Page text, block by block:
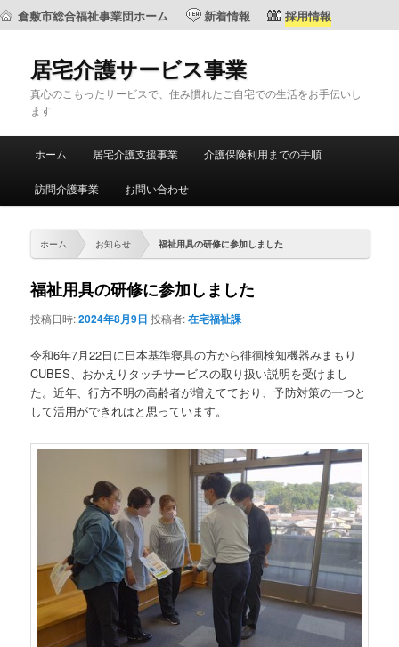
倉敷市総合福祉事業団ホーム 新着情報 採用情報
居宅介護サービス事業
真心のこもったサービスで、住み慣れたご自宅での生活をお手伝いし
ます
メ
メ
イ
テ
ン
ツ
サ
ブ
ン
ツ
へ
ホーム 居宅介護支援事業 介護保険利用までの手順
訪問介護事業 お問い合わせ
ホーム お知らせ 福祉用具の研修に参加しました
福祉用具の研修に参加しました
投稿日時:2024年8月9日 投稿者:在宅福祉課
令和6年7月22日に日本基準寝具の方から徘徊検知機器みまもり
CUBES、おかえりタッチサービスの取り扱い説明を受けまし
た。近年、行方不明の高齢者が増えてており、予防対策の一つと
して活用ができれはと思っています。